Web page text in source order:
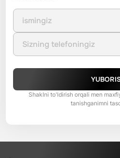
Shaklni to'ldirish orqali men
tanishganimni